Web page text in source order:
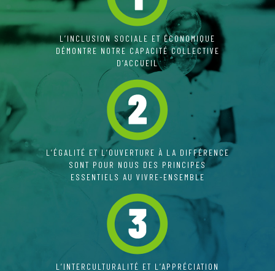
L’INCLUSION SOCIALE ET ÉCONOMIQUE
DÉMONTRE NOTRE CAPACITÉ COLLECTIVE
D’ACCUEIL
L’ÉGALITÉ ET L’OUVERTURE À LA DIFFÉRENCE
SONT POUR NOUS DES PRINCIPES
ESSENTIELS AU VIVRE-ENSEMBLE
L’INTERCULTURALITÉ ET L’APPRÉCIATION